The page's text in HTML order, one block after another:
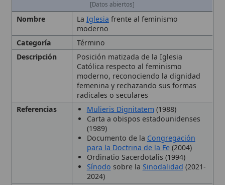
Posición matizada de la Iglesia
Católica respecto al feminismo
moderno, reconociendo la dignidad
femenina y rechazando sus formas
radicales o seculares
Referencias
Mulieris Dignitatem (1988)
Carta a obispos estadounidenses
(1989)
Documento de laCongregación
para la Doctrina de la Fe(2004)
Ordinatio Sacerdotalis (1994)
Sínodosobre laSinodalidad(2021-
2024)
Surge el feminismo moderno en los
siglos XIX-XX; a partir delmagisterio
San Juan Pablo IIla Iglesia formula
una respuesta que distingue entre
feminismo liberal y radical,
desarrollando un feminismo cristiano
compatible con la doctrina.